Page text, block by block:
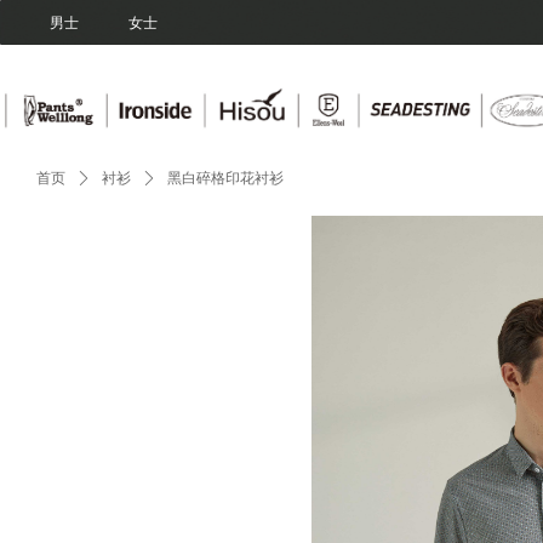
首页 ꄲ 衬衫 ꄲ 黑白碎格印花衬衫
女士
男士
Control Render